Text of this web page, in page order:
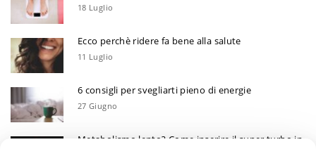
18 Luglio
Ecco perchè ridere fa bene alla salute
11 Luglio
6 consigli per svegliarti pieno di energie
27 Giugno
Metabolismo lento? Come inserire il super turbo in